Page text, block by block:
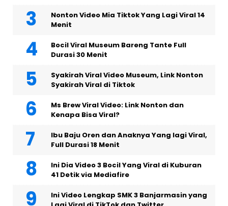
Nonton Video Mia Tiktok Yang Lagi Viral 14
Menit
Bocil Viral Museum Bareng Tante Full
Durasi 30 Menit
Syakirah Viral Video Museum, Link Nonton
Syakirah Viral di Tiktok
Ms Brew Viral Video: Link Nonton dan
Kenapa Bisa Viral?
Ibu Baju Oren dan Anaknya Yang lagi Viral,
Full Durasi 18 Menit
Ini Dia Video 3 Bocil Yang Viral di Kuburan
41 Detik via Mediafire
Ini Video Lengkap SMK 3 Banjarmasin yang